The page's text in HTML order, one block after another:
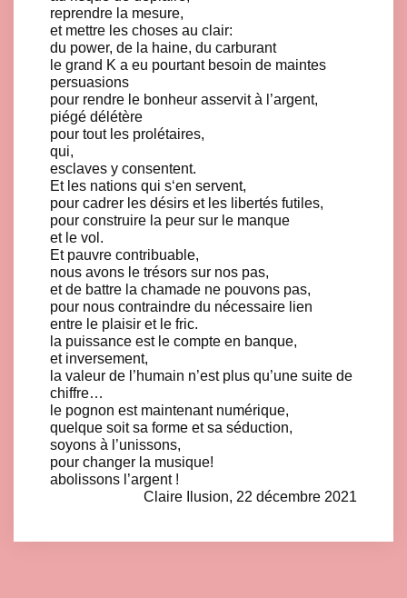
reprendre la mesure,
et mettre les choses au clair:
du power, de la haine, du carburant
le grand K a eu pourtant besoin de maintes
persuasions
pour rendre le bonheur asservit à l’argent,
piégé délétère
pour tout les prolétaires,
qui,
esclaves y consentent.
Et les nations qui s‘en servent,
pour cadrer les désirs et les libertés futiles,
pour construire la peur sur le manque
et le vol.
Et pauvre contribuable,
nous avons le trésors sur nos pas,
et de battre la chamade ne pouvons pas,
pour nous contraindre du nécessaire lien
entre le plaisir et le fric.
la puissance est le compte en banque,
et inversement,
la valeur de l’humain n’est plus qu’une suite de
chiffre…
le pognon est maintenant numérique,
quelque soit sa forme et sa séduction,
soyons à l’unissons,
pour changer la musique!
abolissons l’argent !
Claire Ilusion, 22 décembre 2021